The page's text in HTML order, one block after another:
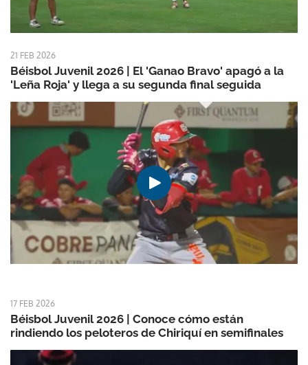
21 FEB 2026
Béisbol Juvenil 2026 | El 'Ganao Bravo' apagó a la
'Leña Roja' y llega a su segunda final seguida
17 FEB 2026
Béisbol Juvenil 2026 | Conoce cómo están
rindiendo los peloteros de Chiriquí en semifinales